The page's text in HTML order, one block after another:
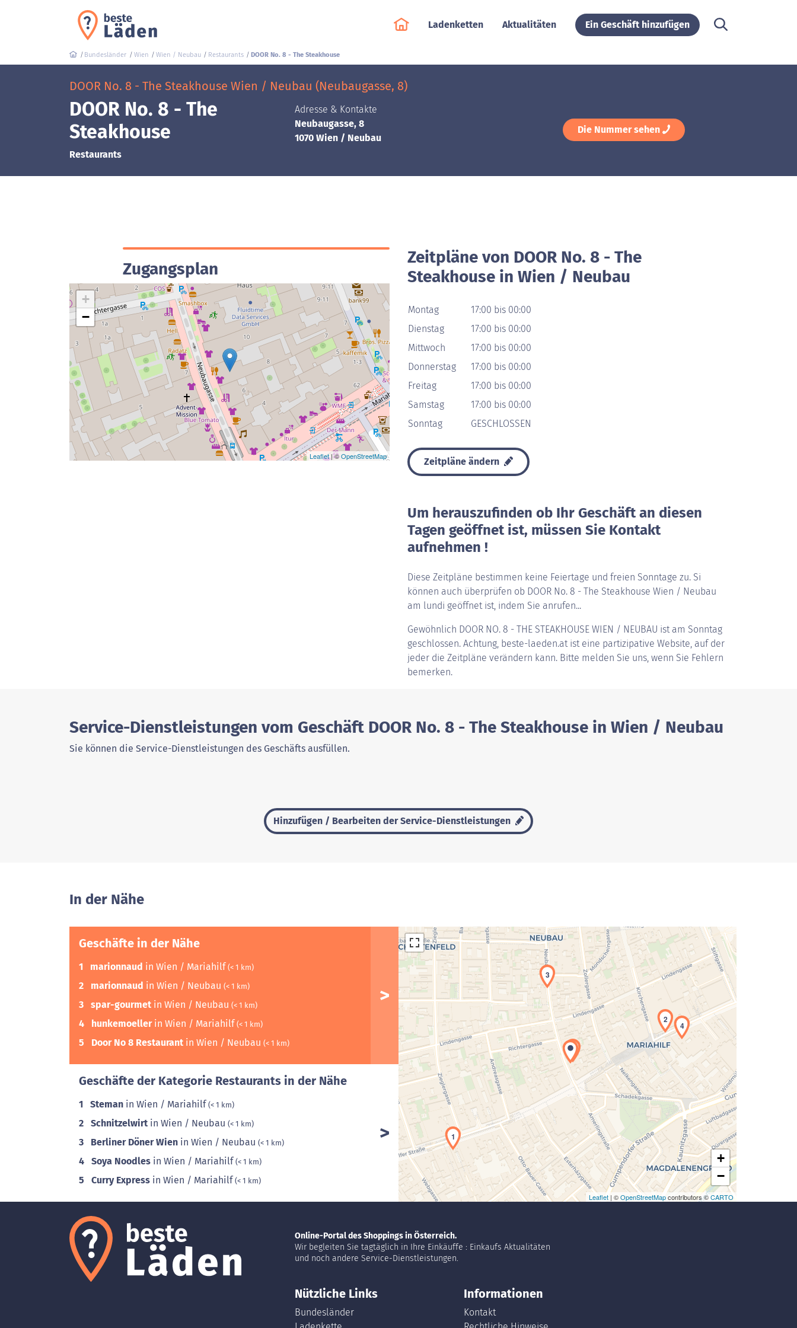
Ladenketten Aktualitäten Ein Geschäft hinzufügen
Bundesländer Wien Wien / Neubau Restaurants DOOR No. 8 - The Steakhouse
DOOR No. 8 - The Steakhouse Wien / Neubau (Neubaugasse, 8)
DOOR No. 8 - The
Steakhouse
Restaurants
Adresse & Kontakte
Neubaugasse, 8
1070 Wien / Neubau
Die Nummer sehen
Zugangsplan
+
−
Leaflet| ©OpenStreetMap
Zeitpläne von DOOR No. 8 - The
Steakhouse in Wien / Neubau
Montag
17:00 bis 00:00
Dienstag
17:00 bis 00:00
Mittwoch
17:00 bis 00:00
Donnerstag
17:00 bis 00:00
Freitag
17:00 bis 00:00
Samstag
17:00 bis 00:00
Sonntag
GESCHLOSSEN
Zeitpläne ändern
Um herauszufinden ob Ihr Geschäft an diesen
Tagen geöffnet ist, müssen Sie Kontakt
aufnehmen !
Diese Zeitpläne bestimmen keine Feiertage und freien Sonntage zu. Si
können auch überprüfen ob DOOR No. 8 - The Steakhouse Wien / Neubau
am lundi geöffnet ist, indem Sie anrufen...
Gewöhnlich DOOR NO. 8 - THE STEAKHOUSE WIEN / NEUBAU ist am Sonntag
geschlossen. Achtung, beste-laeden.at ist eine partizipative Website, auf der
jeder die Zeitpläne verändern kann. Bitte melden Sie uns, wenn Sie Fehlern
bemerken.
Service-Dienstleistungen vom Geschäft DOOR No. 8 - The Steakhouse in Wien / Neubau
Sie können die Service-Dienstleistungen des Geschäfts ausfüllen.
Hinzufügen / Bearbeiten der Service-Dienstleistungen
In der Nähe
Geschäfte in der Nähe
1 marionnaud in Wien / Mariahilf (< 1 km)
2 marionnaud in Wien / Neubau (< 1 km)
3 spar-gourmet in Wien / Neubau (< 1 km)
4 hunkemoellerin Wien / Mariahilf (< 1 km)
5 Door No 8 Restaurant in Wien / Neubau (< 1 km)
Geschäfte der Kategorie Restaurants in der Nähe
1 Steman in Wien / Mariahilf(< 1 km)
2 Schnitzelwirt in Wien / Neubau (< 1 km)
3 Berliner Döner Wien in Wien / Neubau (< 1 km)
4 Soya Noodles in Wien / Mariahilf(< 1 km)
5 Curry Express in Wien / Mariahilf(< 1 km)
Laden der Karte...
1
2
3
4
5
+
−
Leaflet | ©OpenStreetMapcontributors ©CARTO
Online-Portal des Shoppings in Österreich.
Wir begleiten Sie tagtäglich in Ihre Einkäuffe : Einkaufs Aktualitäten
und noch andere Service-Dienstleistungen.
Nützliche Links
Bundesländer
Informationen
Kontakt